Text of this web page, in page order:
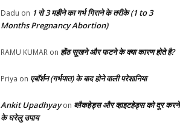
Dadu on 1 से 3 महीने का गर्भ गिराने के तरीके (1 to 3
Months Pregnancy Abortion)
RAMU KUMAR on होंठ सूखने और फटने के क्या कारण होते है?
Priya on एबॉर्शन (गर्भपात) के बाद होने वाली परेशानिया
Ankit Upadhyayon ब्लैकहेड्स और व्हाइटहेड्स को दूर करने
के घरेलु उपाय